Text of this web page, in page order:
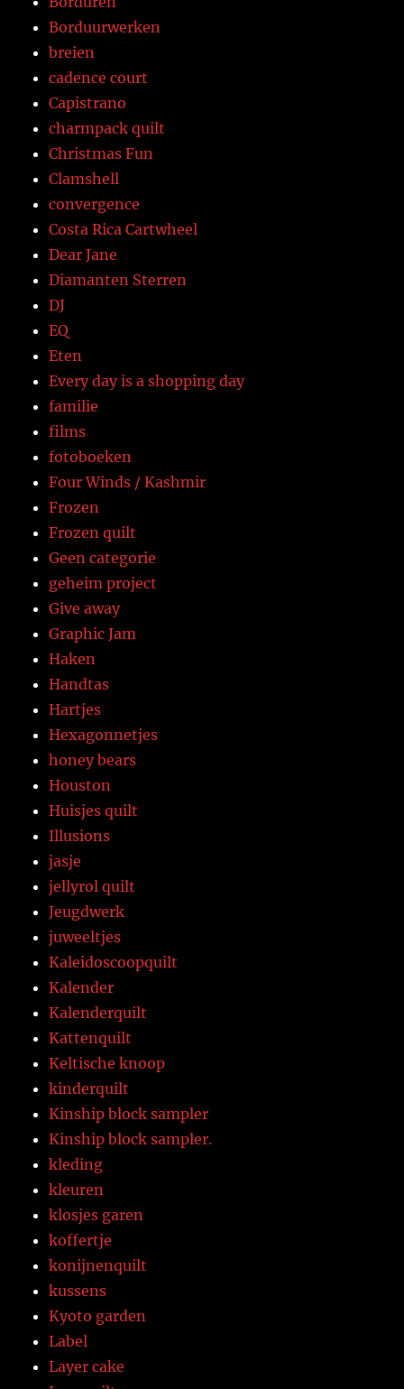
Borduurwerken
breien
cadence court
Capistrano
charmpack quilt
Christmas Fun
Clamshell
convergence
Costa Rica Cartwheel
Dear Jane
Diamanten Sterren
DJ
EQ
Eten
Every day is a shopping day
familie
films
fotoboeken
Four Winds / Kashmir
Frozen
Frozen quilt
Geen categorie
geheim project
Give away
Graphic Jam
Haken
Handtas
Hartjes
Hexagonnetjes
honey bears
Houston
Huisjes quilt
Illusions
jasje
jellyrol quilt
Jeugdwerk
juweeltjes
Kaleidoscoopquilt
Kalender
Kalenderquilt
Kattenquilt
Keltische knoop
kinderquilt
Kinship block sampler
Kinship block sampler.
kleding
kleuren
klosjes garen
koffertje
konijnenquilt
kussens
Kyoto garden
Label
Layer cake